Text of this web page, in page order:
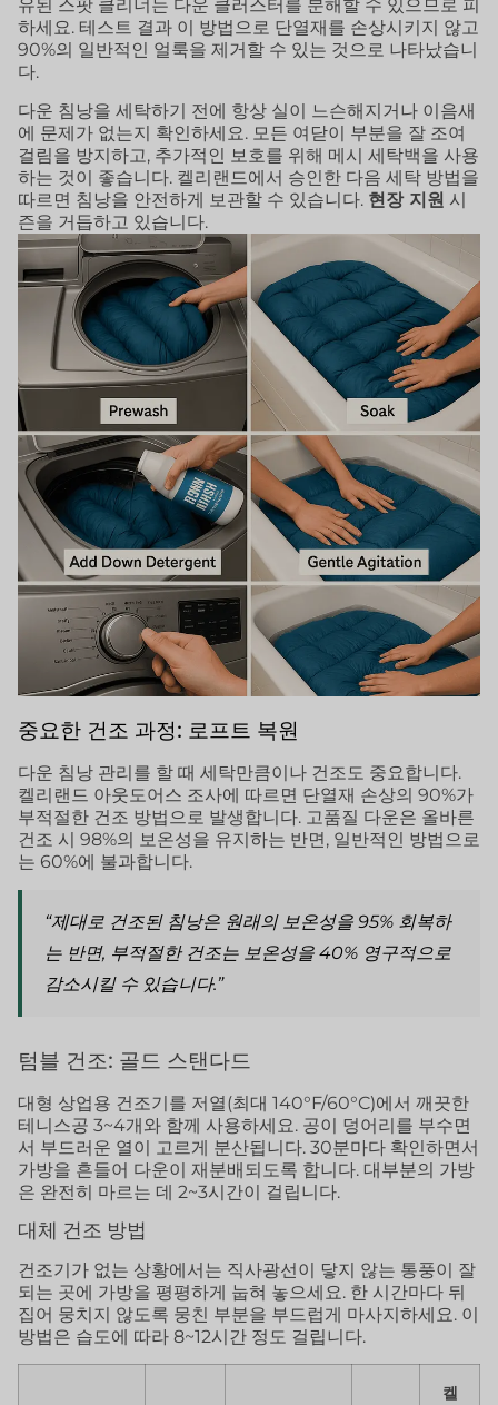
유된 스팟 클리너는 다운 클러스터를 분해할 수 있으므로 피
하세요. 테스트 결과 이 방법으로 단열재를 손상시키지 않고
90%의 일반적인 얼룩을 제거할 수 있는 것으로 나타났습니
다.
다운 침낭을 세탁하기 전에 항상 실이 느슨해지거나 이음새
에 문제가 없는지 확인하세요. 모든 여닫이 부분을 잘 조여
걸림을 방지하고, 추가적인 보호를 위해 메시 세탁백을 사용
하는 것이 좋습니다. 켈리랜드에서 승인한 다음 세탁 방법을
따르면 침낭을 안전하게 보관할 수 있습니다. 현장 지원 시
즌을 거듭하고 있습니다.
중요한 건조 과정: 로프트 복원
다운 침낭 관리를 할 때 세탁만큼이나 건조도 중요합니다.
켈리랜드 아웃도어스 조사에 따르면 단열재 손상의 90%가
부적절한 건조 방법으로 발생합니다. 고품질 다운은 올바른
건조 시 98%의 보온성을 유지하는 반면, 일반적인 방법으로
는 60%에 불과합니다.
“제대로 건조된 침낭은 원래의 보온성을 95% 회복하
는 반면, 부적절한 건조는 보온성을 40% 영구적으로
감소시킬 수 있습니다.”
텀블 건조: 골드 스탠다드
대형 상업용 건조기를 저열(최대 140°F/60°C)에서 깨끗한
테니스공 3~4개와 함께 사용하세요. 공이 덩어리를 부수면
서 부드러운 열이 고르게 분산됩니다. 30분마다 확인하면서
가방을 흔들어 다운이 재분배되도록 합니다. 대부분의 가방
은 완전히 마르는 데 2~3시간이 걸립니다.
대체 건조 방법
건조기가 없는 상황에서는 직사광선이 닿지 않는 통풍이 잘
되는 곳에 가방을 평평하게 눕혀 놓으세요. 한 시간마다 뒤
집어 뭉치지 않도록 뭉친 부분을 부드럽게 마사지하세요. 이
방법은 습도에 따라 8~12시간 정도 걸립니다.
켈